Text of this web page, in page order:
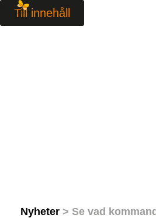
Till innehåll
Nyheter > Se vad